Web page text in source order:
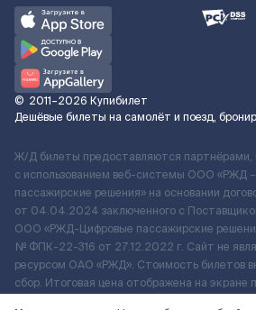
© 2011–2026 Купибилет
Дешёвые билеты на самолёт и поезд,
Ж/Д билеты предоставляются партнёрами,
с использованием веб-системы ООО «РЖД
пассажирские решения» на основании
от 04.04.2024 заключенного с
ООО «РЖД-Цифровые пассажирские
№ ФПК-22-316 от 27.12.2022 г. Сайт не
ресурсом ОАО «РЖД». Стоимость билетов
сбор. Итоговая цена отображена на экране